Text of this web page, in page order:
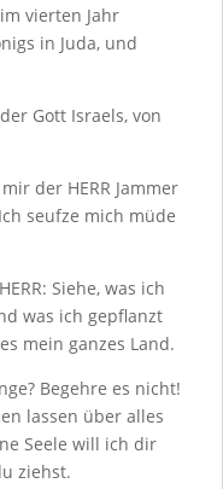
vierten Jahr
in Juda, und
Gott Israels, von
der HERR Jammer
seufze mich müde
ERR: Siehe, was ich
was ich gepflanzt
mein ganzes Land.
Begehre es nicht!
lassen über alles
Seele will ich dir
ziehst.